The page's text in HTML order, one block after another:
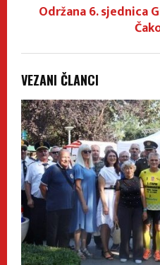
Održana 6. sjednica
VEZANI ČLANCI